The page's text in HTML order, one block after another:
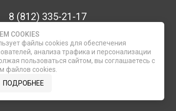
8 (812) 335-21-17
7 (911) 947-43-48
COOKIES
файлы cookies для обеспечения
анализа трафика и персонализации
пользоваться сайтом, вы соглашаетесь с
файлов cookies.
ПОДРОБНЕЕ